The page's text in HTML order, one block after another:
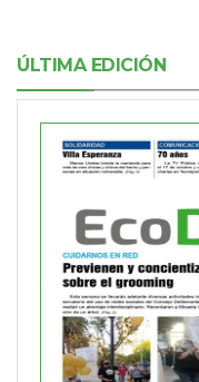
ÚLTIMA EDICIÓN